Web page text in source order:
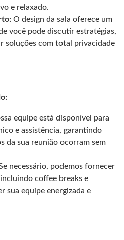
e relaxado.
O design da sala oferece um
você pode discutir estratégias,
soluções com total privacidade
equipe está disponível para
e assistência, garantindo
da sua reunião ocorram sem
necessário, podemos fornecer
coffee breaks e
sua equipe energizada e